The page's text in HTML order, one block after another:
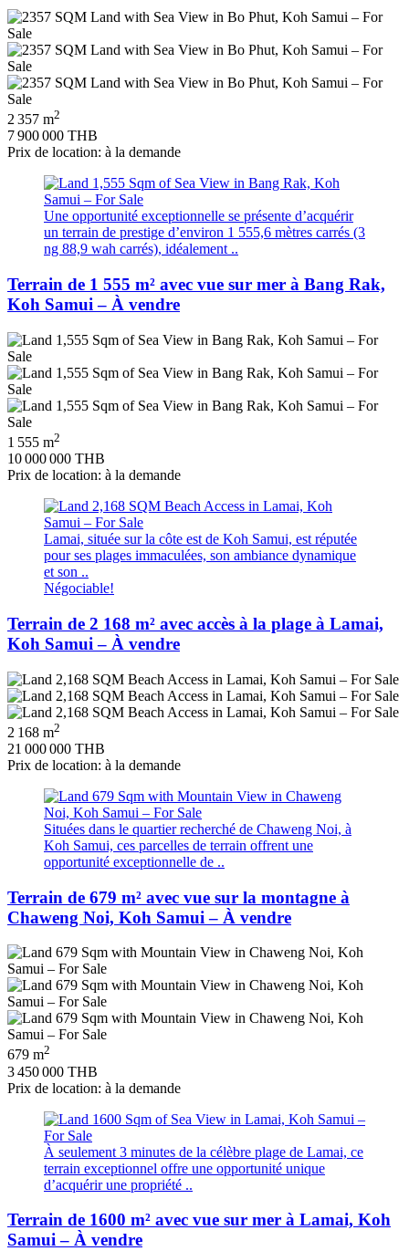
2 357 m2
7 900 000 THB
Prix de location: à la demande
Une opportunité exceptionnelle se présente d’acquérir
un terrain de prestige d’environ 1 555,6 mètres carrés (3
ng 88,9 wah carrés), idéalement ..
Terrain de 1 555 m² avec vue sur mer à Bang Rak,
Koh Samui – À vendre
1 555 m2
10 000 000 THB
Prix de location: à la demande
Lamai, située sur la côte est de Koh Samui, est réputée
pour ses plages immaculées, son ambiance dynamique
et son ..
Négociable!
Terrain de 2 168 m² avec accès à la plage à Lamai,
Koh Samui – À vendre
2 168 m2
21 000 000 THB
Prix de location: à la demande
Situées dans le quartier recherché de Chaweng Noi, à
Koh Samui, ces parcelles de terrain offrent une
opportunité exceptionnelle de ..
Terrain de 679 m² avec vue sur la montagne à
Chaweng Noi, Koh Samui – À vendre
679 m2
3 450 000 THB
Prix de location: à la demande
À seulement 3 minutes de la célèbre plage de Lamai, ce
terrain exceptionnel offre une opportunité unique
d’acquérir une propriété ..
Terrain de 1600 m² avec vue sur mer à Lamai, Koh
Samui – À vendre